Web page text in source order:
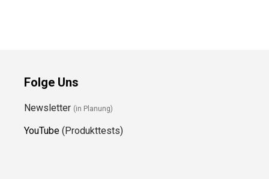
Folge Uns
Newsletter (in Planung)
YouTube (Produkttests)